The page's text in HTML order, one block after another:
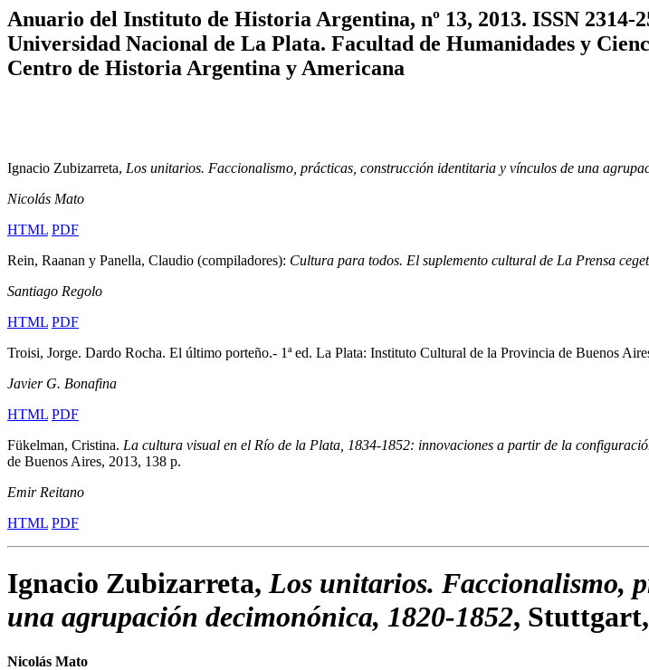
Anuario del Instituto de Historia Argentina, nº 13, 2013. ISSN 2314-
Universidad Nacional de La Plata. Facultad de Humanidades y
Centro de Historia Argentina y Americana
Ignacio Zubizarreta, Los unitarios. Faccionalismo, prácticas, construcción identitaria y vínculos de una
Nicolás Mato
HTML PDF
Rein, Raanan y Panella, Claudio (compiladores): Cultura para todos. El suplemento cultural de La Prensa
Santiago Regolo
HTML PDF
Troisi, Jorge. Dardo Rocha. El último porteño.- 1ª ed. La Plata: Instituto Cultural de la Provincia de Buenos
Javier G. Bonafina
HTML PDF
Fükelman, Cristina. La cultura visual en el Río de la Plata, 1834-1852: innovaciones a partir de la
de Buenos Aires, 2013, 138 p.
Emir Reitano
HTML PDF
Ignacio Zubizarreta,Los unitarios. Faccionalismo,
una agrupación decimonónica, 1820-1852,
Nicolás Mato